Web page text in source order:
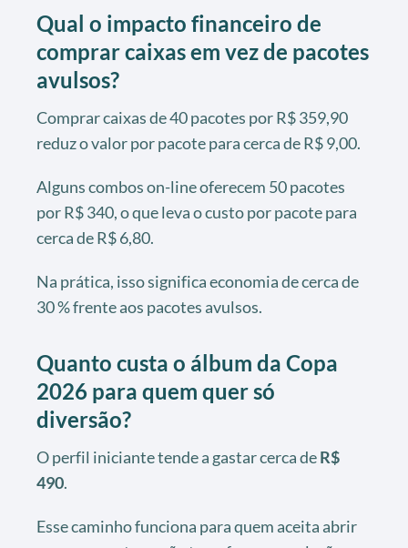
Qual o impacto financeiro de
comprar caixas em vez de pacotes
avulsos?
Comprar caixas de 40 pacotes por R$ 359,90
reduz o valor por pacote para cerca de R$ 9,00.
Alguns combos on-line oferecem 50 pacotes
por R$ 340, o que leva o custo por pacote para
cerca de R$ 6,80.
Na prática, isso significa economia de cerca de
30 % frente aos pacotes avulsos.
Quanto custa o álbum da Copa
2026 para quem quer só
diversão?
O perfil iniciante tende a gastar cerca deR$
490.
Esse caminho funciona para quem aceita abrir